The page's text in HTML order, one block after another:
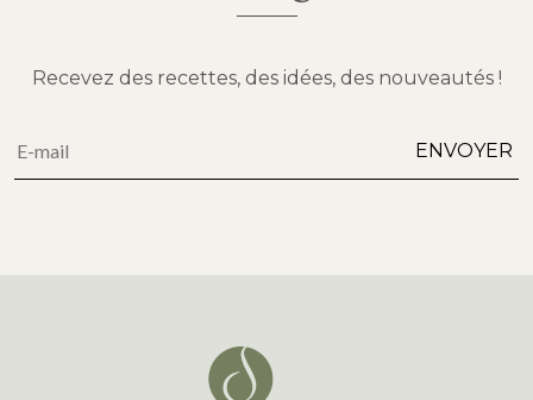
Recevez des recettes, des idées, des nouveautés !
ENVOYER
Alternative: